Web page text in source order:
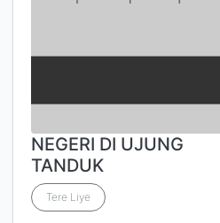
NEGERI DI UJUNG
TANDUK
Tere Liye